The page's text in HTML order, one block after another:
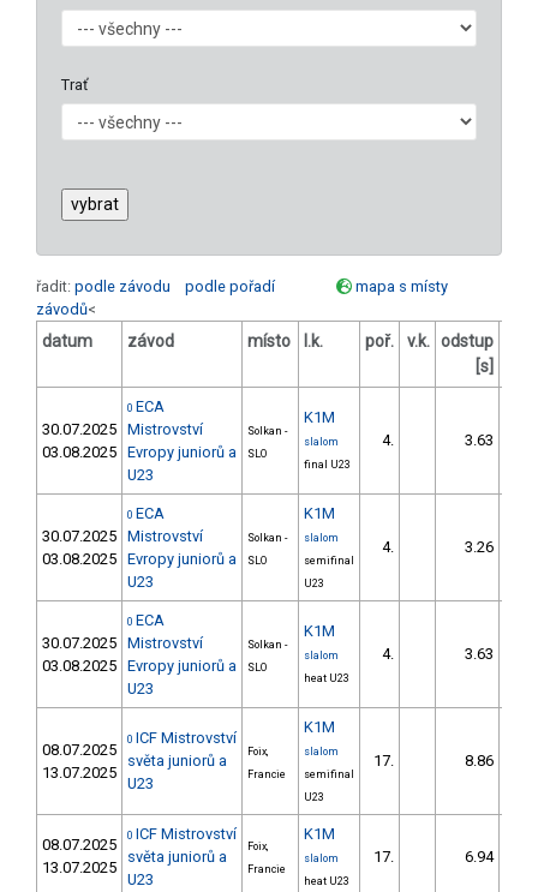
Trať
řadit: podle závodu podle pořadí
mapa s místy
závodů<
datum závod místo l.k. poř. v.k. odstup
[s]
30.07.2025
03.08.2025
0 ECA
Mistrovství
Evropy juniorů a
U23
Solkan -
SLO
K1M
slalom
final U23
4. 3.63
30.07.2025
03.08.2025
0 ECA
Mistrovství
Evropy juniorů a
U23
Solkan -
SLO
K1M
slalom
semifinal
U23
4. 3.26
30.07.2025
03.08.2025
0 ECA
Mistrovství
Evropy juniorů a
U23
Solkan -
SLO
K1M
slalom
heat U23
4. 3.63
08.07.2025
13.07.2025
0 ICF Mistrovství
světa juniorů a
U23
Foix,
Francie
K1M
slalom
semifinal
U23
17. 8.86
08.07.2025
13.07.2025
0 ICF Mistrovství
světa juniorů a
U23
Foix,
Francie
K1M
slalom
heat U23
17. 6.94